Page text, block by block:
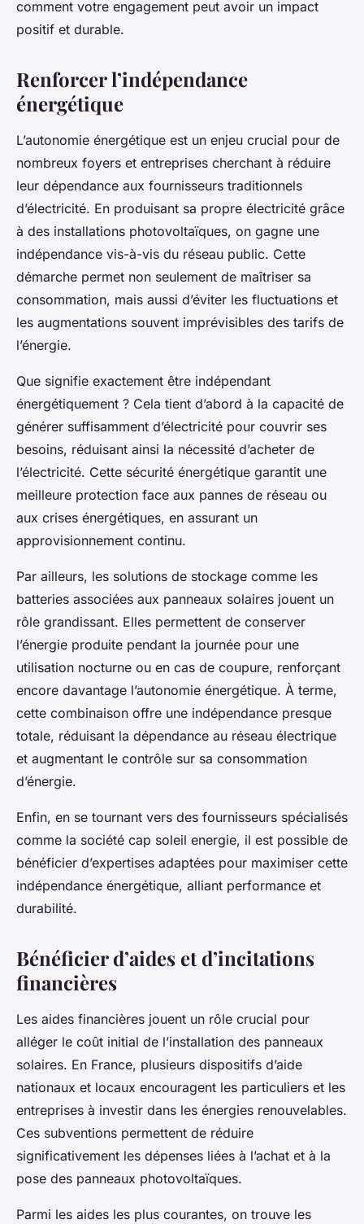
comment votre engagement peut avoir un impact
positif et durable.
Renforcer l’indépendance
énergétique
L’autonomie énergétique est un enjeu crucial pour de
nombreux foyers et entreprises cherchant à réduire
leur dépendance aux fournisseurs traditionnels
d’électricité. En produisant sa propre électricité grâce
à des installations photovoltaïques, on gagne une
indépendance vis-à-vis du réseau public. Cette
démarche permet non seulement de maîtriser sa
consommation, mais aussi d’éviter les fluctuations et
les augmentations souvent imprévisibles des tarifs de
l’énergie.
Que signifie exactement être indépendant
énergétiquement ? Cela tient d’abord à la capacité de
générer suffisamment d’électricité pour couvrir ses
besoins, réduisant ainsi la nécessité d’acheter de
l’électricité. Cette sécurité énergétique garantit une
meilleure protection face aux pannes de réseau ou
aux crises énergétiques, en assurant un
approvisionnement continu.
Par ailleurs, les solutions de stockage comme les
batteries associées aux panneaux solaires jouent un
rôle grandissant. Elles permettent de conserver
l’énergie produite pendant la journée pour une
utilisation nocturne ou en cas de coupure, renforçant
encore davantage l’autonomie énergétique. À terme,
cette combinaison offre une indépendance presque
totale, réduisant la dépendance au réseau électrique
et augmentant le contrôle sur sa consommation
d’énergie.
Enfin, en se tournant vers des fournisseurs spécialisés
comme la société cap soleil energie, il est possible de
bénéficier d’expertises adaptées pour maximiser cette
indépendance énergétique, alliant performance et
durabilité.
Bénéficier d’aides et d’incitations
financières
Les aides financières jouent un rôle crucial pour
alléger le coût initial de l’installation des panneaux
solaires. En France, plusieurs dispositifs d’aide
nationaux et locaux encouragent les particuliers et les
entreprises à investir dans les énergies renouvelables.
Ces subventions permettent de réduire
significativement les dépenses liées à l’achat et à la
pose des panneaux photovoltaïques.
Parmi les aides les plus courantes, on trouve les